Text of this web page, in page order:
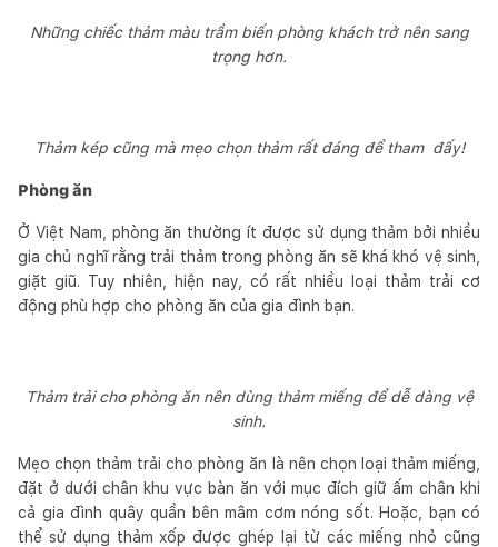
Những chiếc thảm màu trầm biến phòng khách trở nên sang
trọng hơn.
Thảm kép cũng mà mẹo chọn thảm rất đáng để tham đấy!
Phòng ăn
Ở Việt Nam, phòng ăn thường ít được sử dụng thảm bởi nhiều
gia chủ nghĩ rằng trải thảm trong phòng ăn sẽ khá khó vệ sinh,
giặt giũ. Tuy nhiên, hiện nay, có rất nhiều loại thảm trải cơ
động phù hợp cho phòng ăn của gia đình bạn.
Thảm trải cho phòng ăn nên dùng thảm miếng để dễ dàng vệ
sinh.
Mẹo chọn thảm trải cho phòng ăn là nên chọn loại thảm miếng,
đặt ở dưới chân khu vực bàn ăn với mục đích giữ ấm chân khi
cả gia đình quây quần bên mâm cơm nóng sốt. Hoặc, bạn có
thể sử dụng thảm xốp được ghép lại từ các miếng nhỏ cũng